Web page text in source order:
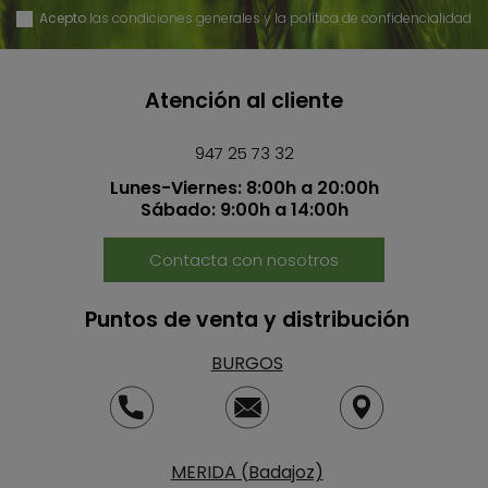
Acepto las condiciones generales y la política de confidencialidad
Atención al cliente
947 25 73 32
Lunes-Viernes: 8:00h a 20:00h
Sábado: 9:00h a 14:00h
Contacta con nosotros
Puntos de venta y distribución
BURGOS
MERIDA (Badajoz)